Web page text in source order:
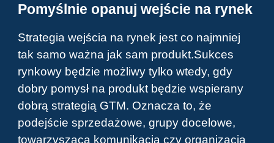
Pomyślnie opanuj wejście na rynek
Strategia wejścia na rynek jest co najmniej
tak samo ważna jak sam produkt.Sukces
rynkowy będzie możliwy tylko wtedy, gdy
dobry pomysł na produkt będzie wspierany
dobrą strategią GTM. Oznacza to, że
podejście sprzedażowe, grupy docelowe,
towarzysząca komunikacja czy organizacja